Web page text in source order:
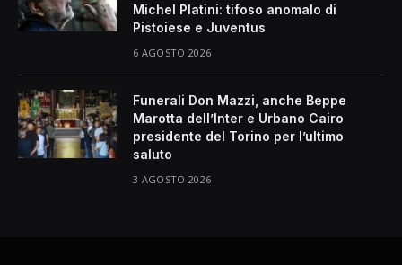
Michel Platini: tifoso anomalo di
Pistoiese e Juventus
6 AGOSTO 2026
Funerali Don Mazzi, anche Beppe
Marotta dell’Inter e Urbano Cairo
presidente del Torino per l’ultimo
saluto
3 AGOSTO 2026